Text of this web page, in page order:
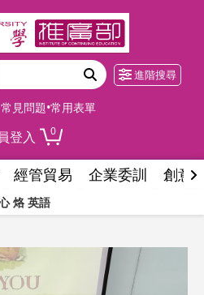
進階搜尋
常見問題•常用表單
登入 0
經管貿易 企業委訓 創意
烙 英語